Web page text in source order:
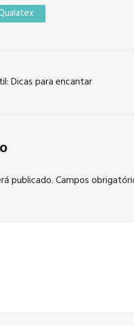
Dicas para encantar
publicado.Campos